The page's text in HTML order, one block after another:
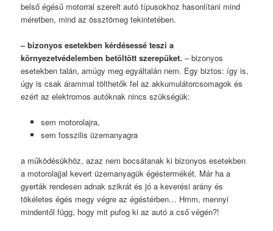
belső égésű motorral szerelt autó típusokhoz hasonlítani mind
méretben, mind az össztömeg tekintetében.
– bizonyos esetekben kérdésessé teszi a
környezetvédelemben betöltött szerepüket. – bizonyos
esetekben talán, amúgy meg egyáltalán nem. Egy biztos: így is,
úgy is csak árammal tölthetők fel az akkumulátorcsomagok és
ezért az elektromos autóknak nincs szükségük:
sem motorolajra,
sem fosszilis üzemanyagra
a működésükhöz, azaz nem bocsátanak ki bizonyos esetekben
a motorolajjal kevert üzemanyagük égéstermékét. Már ha a
gyerták rendesen adnak szikrát és jó a keverési arány és
tökéletes égés megy végre az égéstérben… Hmm, mennyi
mindentől függ, hogy mit pufog ki az autó a cső végén?!